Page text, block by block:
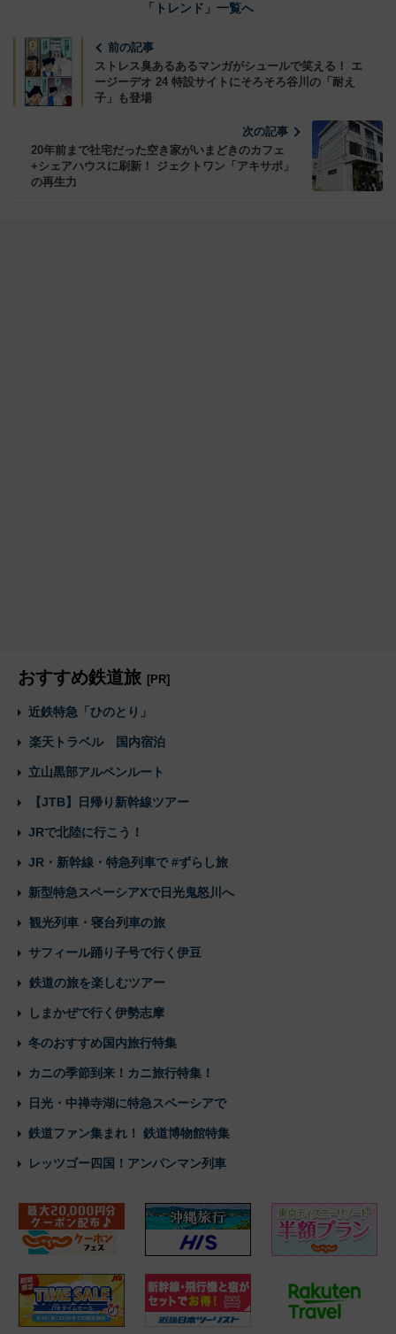
「トレンド」一覧へ
前の記事
ストレス臭あるあるマンガがシュールで笑える！ エ
ージーデオ 24 特設サイトにそろそろ谷川の「耐え
子」も登場
次の記事
20年前まで社宅だった空き家がいまどきのカフェ
+シェアハウスに刷新！ ジェクトワン「アキサポ」
の再生力
おすすめ鉄道旅 [PR]
近鉄特急「ひのとり」
楽天トラベル 国内宿泊
立山黒部アルペンルート
【JTB】日帰り新幹線ツアー
JRで北陸に行こう！
JR・新幹線・特急列車で #ずらし旅
新型特急スペーシアXで日光鬼怒川へ
観光列車・寝台列車の旅
サフィール踊り子号で行く伊豆
鉄道の旅を楽しむツアー
しまかぜで行く伊勢志摩
冬のおすすめ国内旅行特集
カニの季節到来！カニ旅行特集！
日光・中禅寺湖に特急スペーシアで
鉄道ファン集まれ！ 鉄道博物館特集
レッツゴー四国！アンパンマン列車